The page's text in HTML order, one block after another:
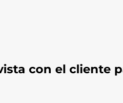
con el cliente